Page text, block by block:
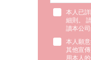
本人已
細則。
讀本公司
本人願
其他宣
用本人